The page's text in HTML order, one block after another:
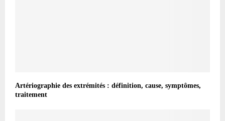
Artériographie des extrémités : définition, cause, symptômes,
traitement